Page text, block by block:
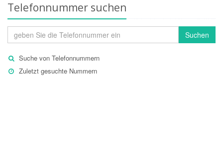
Telefonnummer suchen
Suchen
Suche von Telefonnummern
Zuletzt gesuchte Nummern